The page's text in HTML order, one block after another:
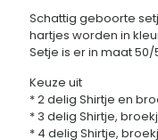
Schattig geboorte
hartjes worden in
Setje is er in maat
Keuze uit
* 2 delig Shirtje en
* 3 delig Shirtje,
* 4 delig Shirtje,